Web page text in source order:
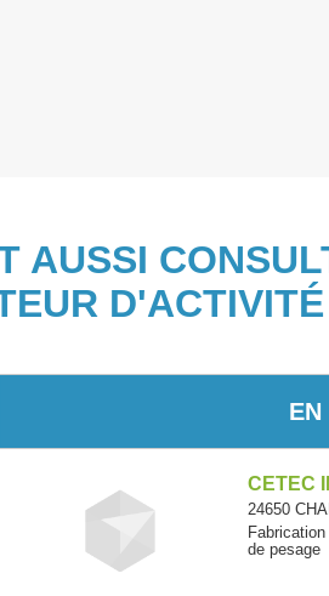
AUSSI
D'ACTIVITÉ
EN
CETEC
24650
de pesage